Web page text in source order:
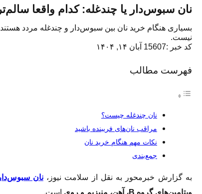
نان سبوس‌دار یا چندغله: کدام واقعا
بسیاری هنگام خرید نان بین سبوس‌دار و چندغله مردد
نیست.
کد خبر :15607
آبان ۱۴, ۱۴۰۴
فهرست مطالب
نان چندغله چیست؟
مراقب نان‌های فریبنده باشید
نکات مهم هنگام خرید نان
جمع‌بندی
به گزارش خبرمحور به نقل از سلامت نیوز،نان سبوس‌دار
ویتامین‌های گروه B، آهن، منیزیم و روی
است.